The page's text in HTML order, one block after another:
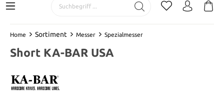
Home Sortiment Messer Spezialmesser
Short KA-BAR USA